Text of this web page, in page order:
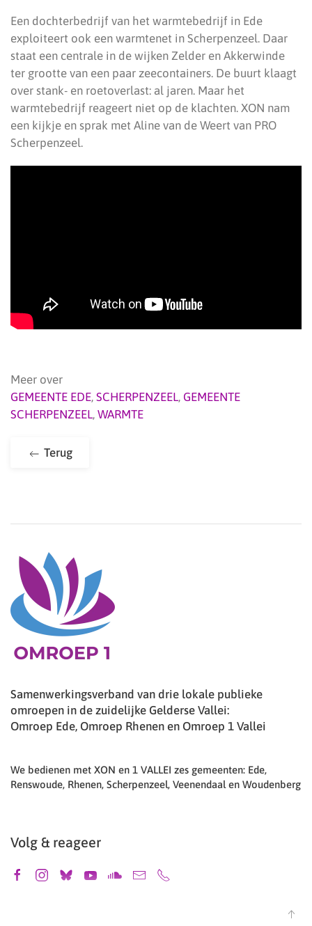
Een dochterbedrijf van het warmtebedrijf in Ede
exploiteert ook een warmtenet in Scherpenzeel. Daar
staat een centrale in de wijken Zelder en Akkerwinde
ter grootte van een paar zeecontainers. De buurt klaagt
over stank- en roetoverlast: al jaren. Maar het
warmtebedrijf reageert niet op de klachten. XON nam
een kijkje en sprak met Aline van de Weert van PRO
Scherpenzeel.
Meer over
GEMEENTE EDE, SCHERPENZEEL, GEMEENTE
SCHERPENZEEL, WARMTE
Terug
Samenwerkingsverband van drie lokale publieke
omroepen in de zuidelijke Gelderse Vallei:
Omroep Ede, Omroep Rhenen en Omroep 1 Vallei
We bedienen met XON en 1 VALLEI zes gemeenten: Ede,
Renswoude, Rhenen, Scherpenzeel, Veenendaal en Woudenberg
Volg & reageer